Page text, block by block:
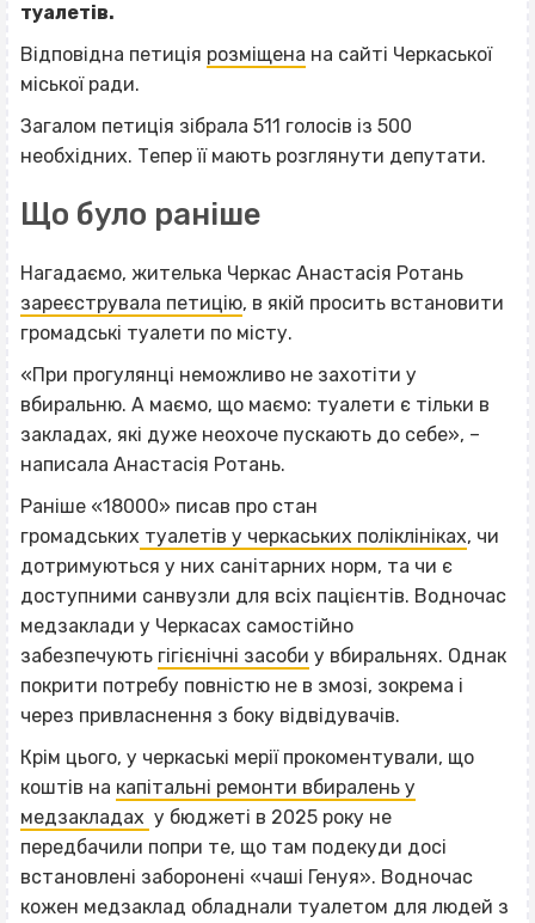
туалетів.
Відповідна петиція розміщена на сайті Черкаської
міської ради.
Загалом петиція зібрала 511 голосів із 500
необхідних. Тепер її мають розглянути депутати.
Що було раніше
Нагадаємо, жителька Черкас Анастасія Ротань
зареєструвала петицію, в якій просить встановити
громадські туалети по місту.
«При прогулянці неможливо не захотіти у
вбиральню. А маємо, що маємо: туалети є тільки в
закладах, які дуже неохоче пускають до себе», –
написала Анастасія Ротань.
Раніше «18000» писав про стан
громадських туалетів у черкаських поліклініках, чи
дотримуються у них санітарних норм, та чи є
доступними санвузли для всіх пацієнтів. Водночас
медзаклади у Черкасах самостійно
забезпечують гігієнічні засоби у вбиральнях. Однак
покрити потребу повністю не в змозі, зокрема і
через привласнення з боку відвідувачів.
Крім цього, у черкаські мерії прокоментували, що
коштів на капітальні ремонти вбиралень у
медзакладах у бюджеті в 2025 року не
передбачили попри те, що там подекуди досі
встановлені заборонені «чаші Генуя». Водночас
кожен медзаклад обладнали туалетом для людей з